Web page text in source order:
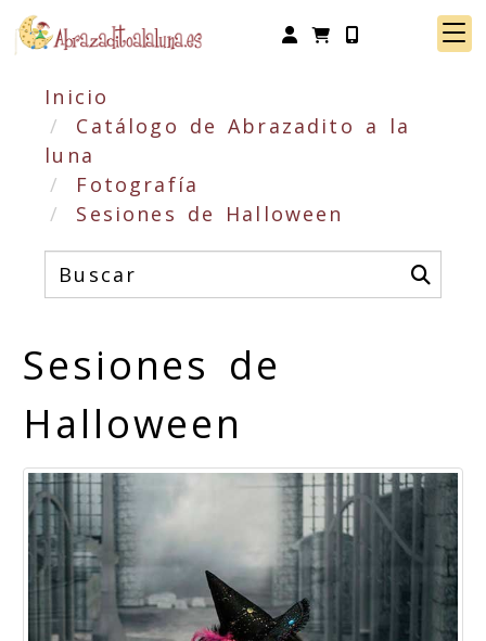
Identifícate
Inicio
Catálogo de Abrazadito a la
luna
Fotografía
Sesiones de Halloween
Sesiones de
Halloween